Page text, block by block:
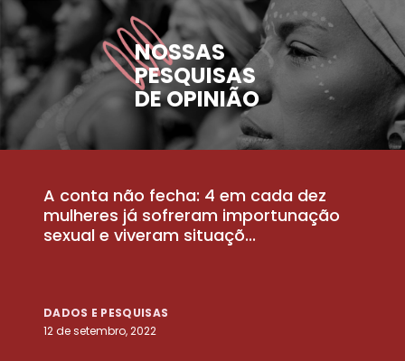
NOSSAS
PESQUISAS
DE OPINIÃO
A conta não fecha: 4 em cada dez
mulheres já sofreram importunação
sexual e viveram situaçõ...
DADOS E PESQUISAS
12 de setembro, 2022